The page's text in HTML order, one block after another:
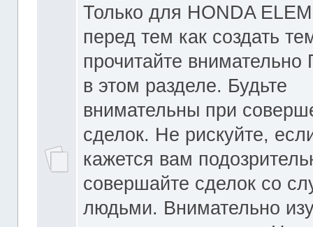
Только для HONDA
перед тем как создать
прочитайте
в этом разделе. Будьте
внимательны при
сделок. Не рискуйте,
кажется вам
совершайте сделок со
людьми. Внимательно